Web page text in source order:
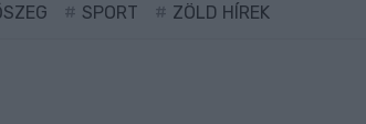
SPORT ZÖLD HÍREK